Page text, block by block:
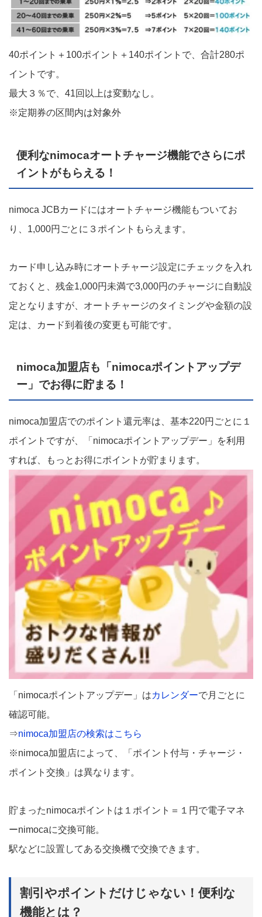
40ポイント＋100ポイント＋140ポイントで、合計280ポ
イントです。
最大３％で、41回以上は変動なし。
※定期券の区間内は対象外
便利なnimocaオートチャージ機能でさらにポ
イントがもらえる！
nimoca JCBカードにはオートチャージ機能もついてお
り、1,000円ごとに３ポイントもらえます。
カード申し込み時にオートチャージ設定にチェックを入れ
ておくと、残金1,000円未満で3,000円のチャージに自動設
定となりますが、オートチャージのタイミングや金額の設
定は、カード到着後の変更も可能です。
nimoca加盟店も「nimocaポイントアップデ
ー」でお得に貯まる！
nimoca加盟店でのポイント還元率は、基本220円ごとに１
ポイントですが、「nimocaポイントアップデー」を利用
すれば、もっとお得にポイントが貯まります。
「nimocaポイントアップデー」はカレンダーで月ごとに
確認可能。
⇒nimoca加盟店の検索はこちら
※nimoca加盟店によって、「ポイント付与・チャージ・
ポイント交換」は異なります。
貯まったnimocaポイントは１ポイント＝１円で電子マネ
ーnimocaに交換可能。
駅などに設置してある交換機で交換できます。
割引やポイントだけじゃない！便利な
機能とは？